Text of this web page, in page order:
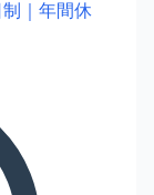
制｜年間休